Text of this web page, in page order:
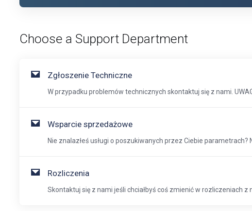
Choose a Support Department
Zgłoszenie Techniczne
W przypadku problemów technicznych skontaktuj się z nami.
Wsparcie sprzedażowe
Nie znalazłeś usługi o poszukiwanych przez Ciebie
Rozliczenia
Skontaktuj się z nami jeśli chciałbyś coś zmienić w rozliczeniach